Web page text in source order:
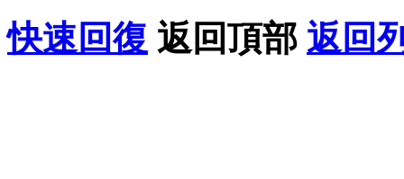
快速回復 返回頂部 返回